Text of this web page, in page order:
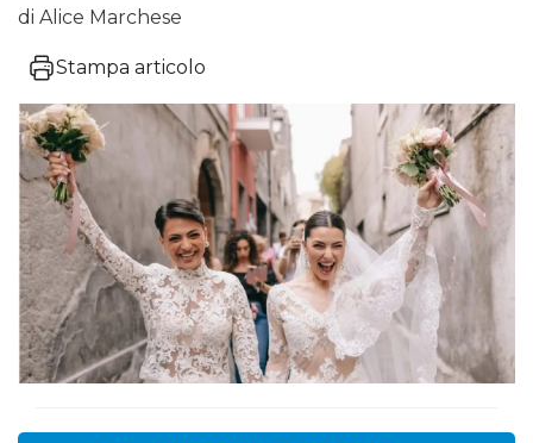
di Alice Marchese
Stampa articolo